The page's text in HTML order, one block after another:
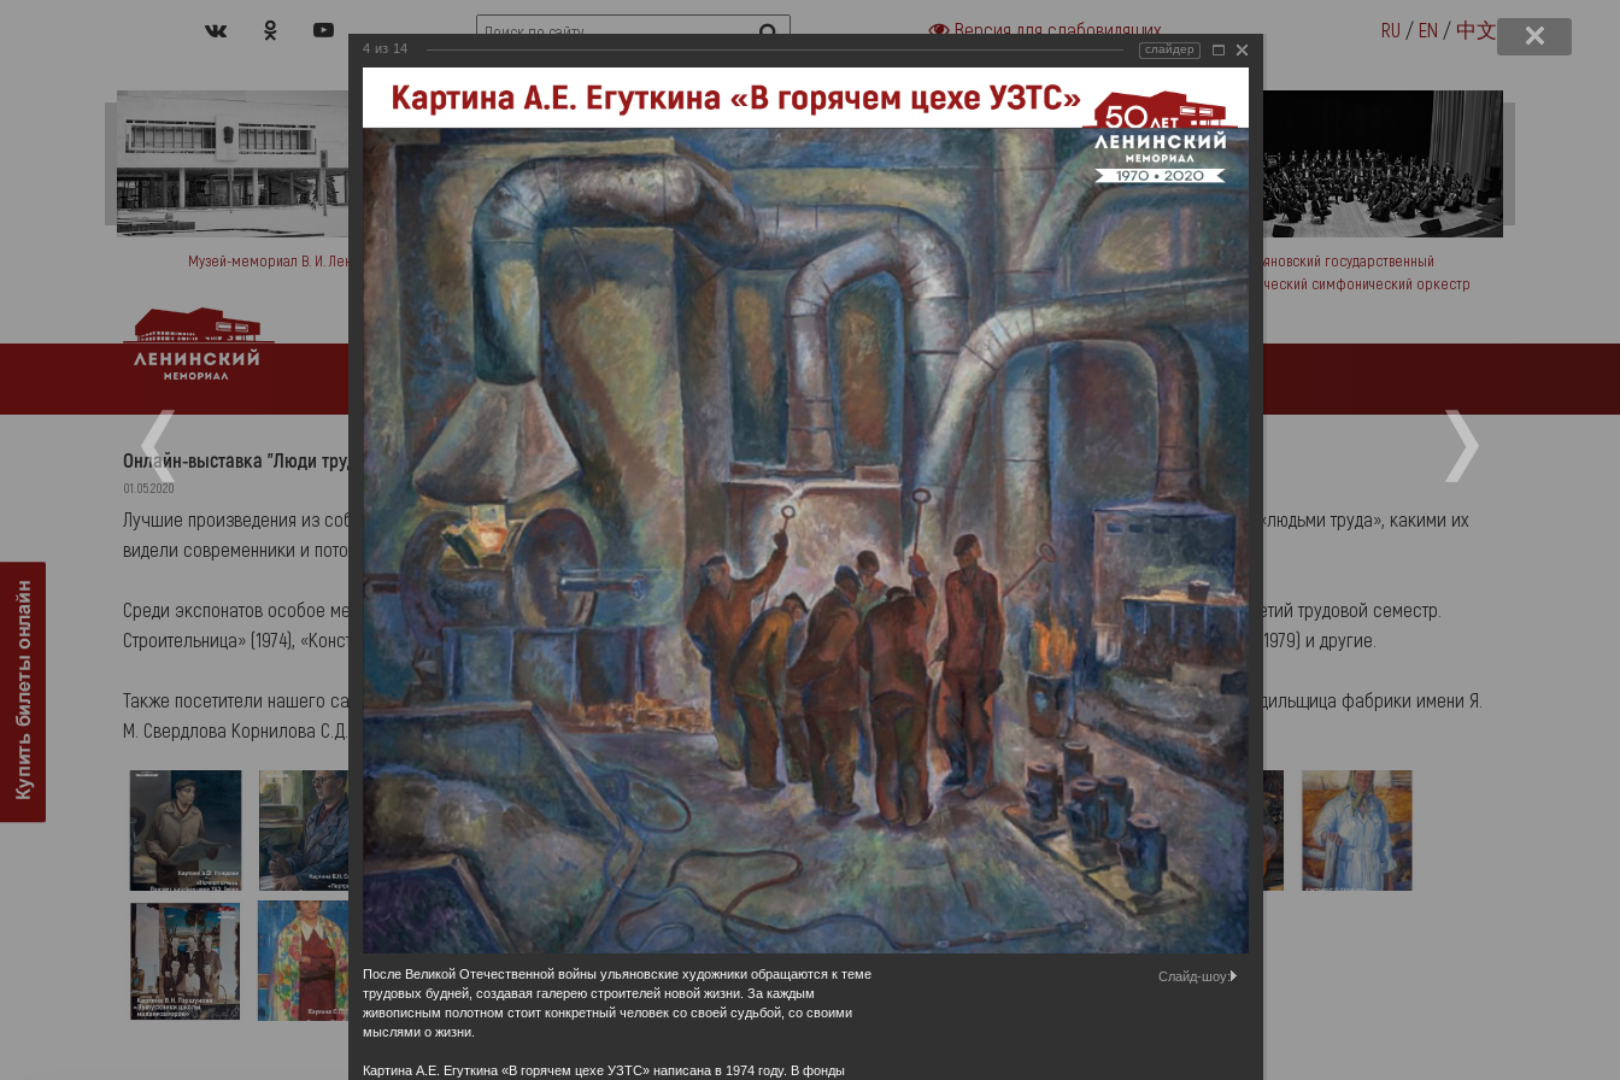
RU / EN / 中文
Версия для слабовидящих
Музей-мемориал В. И. Ленина
Мемориальные музеи семьи Ульяновых
«Домики на Стрелецкой»
Городская усадьба семьи Ульяновых
«Дом-музей В. И.Ленина»
Ульяновский государственный
академический симфонический оркестр
Афиша Новости Наука Выставки Онлайн выставки Филармония Посетителям
Онлайн-выставка "Люди труда"
01.05.2020
Лучшие произведения из собрания живописи Музея-мемориала В.И. Ленина, яркие примеры соцреализма в искусстве познакомят аудиторию с «людьми труда», какими их
видели современники и потомки.
Среди экспонатов особое место занимают работы народного художника России, Почётного гражданина города Ульяновска Аркадия Егуткина «Третий трудовой семестр.
Строительница» (1974), «Конструкторы» (1973), «Рабочая династия. Герой Социалистического Труда Н.А. Волков с сыновьями Юрием и Валерием» (1979) и другие.
Также посетители нашего сайта познакомятся с работами заслуженного художника РСФСР, народного художника РСФСР Алексея Моторина «Прядильщица фабрики имени Я.
М. Свердлова Корнилова С.Д.» (1986), «На летней ферме» (1979), «Портрет Героя Социалистического Труда Я.М. Вадина» (1970-ые) и другими.
4 из 14 слайдер
После Великой Отечественной войны ульяновские художники обращаются к теме
трудовых будней, создавая галерею строителей новой жизни. За каждым
живописным полотном стоит конкретный человек со своей судьбой, со своими
мыслями о жизни.
Картина А.Е. Егуткина «В горячем цехе УЗТС» написана в 1974 году. В фонды
Слайд-шоу: